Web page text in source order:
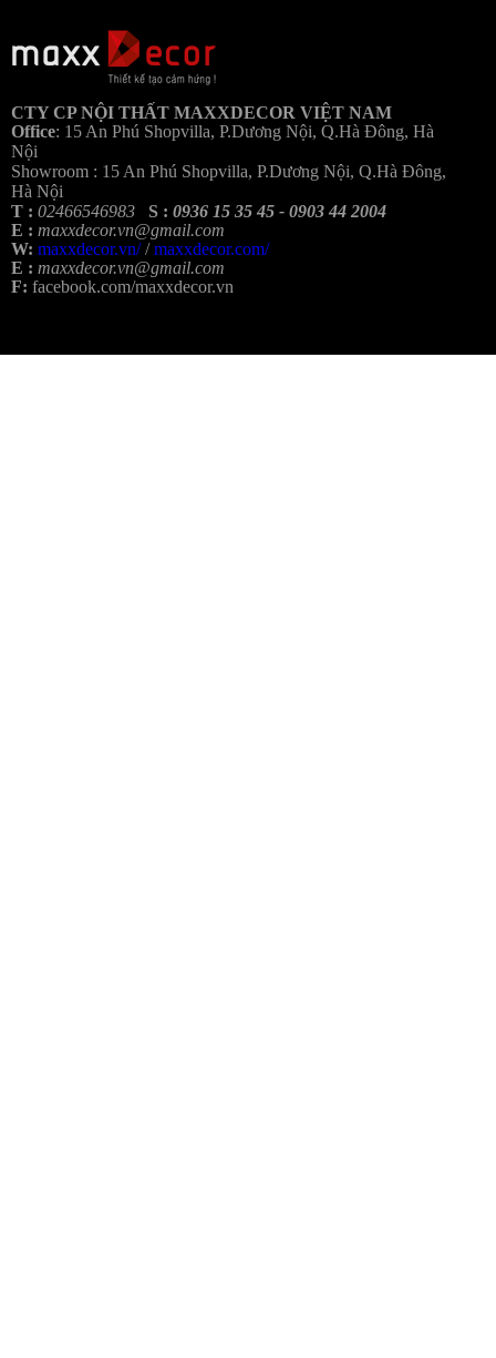
CTY CP NỘI THẤT MAXXDECOR VIỆT NAM
Office: 15 An Phú Shopvilla, P.Dương Nội, Q.Hà Đông, Hà
Nội
Showroom : 15 An Phú Shopvilla, P.Dương Nội, Q.Hà Đông,
Hà Nội
T : 02466546983 S : 0936 15 35 45 - 0903 44 2004
E : maxxdecor.vn@gmail.com
W: maxxdecor.vn//maxxdecor.com/
E : maxxdecor.vn@gmail.com
F: facebook.com/maxxdecor.vn